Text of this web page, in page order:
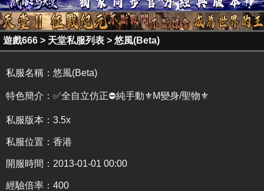
遊戲666 > 天堂私服列表 > 悠風(Beta)
私服名稱： 悠風(Beta)
特色簡介： ✅全自立仿正⛔純手動⚜️M變身/聖物⚜️
私服版本：3.5x
私服位置：香港
開服時間：2013-01-01 00:00
經驗倍率：400